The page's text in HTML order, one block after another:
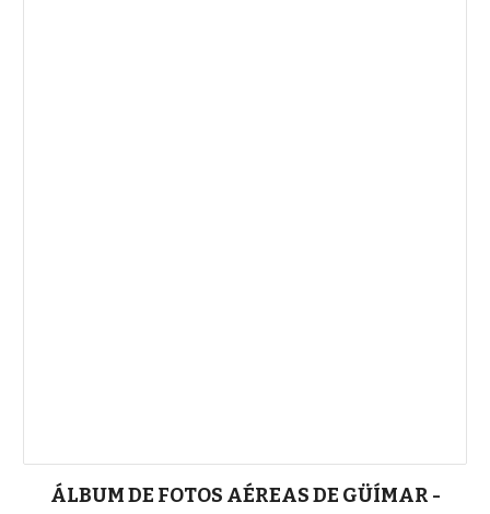
ÁLBUM DE FOTOS AÉREAS DE GÜÍMAR -